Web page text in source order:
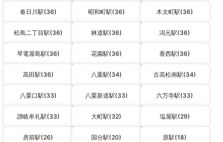
春日川駅(36) 昭和町駅(36) 木太町駅(36)
松島二丁目駅(36) 林道駅(36) 潟元駅(36)
琴電屋島駅(36) 花園駅(36) 香西駅(36)
高田駅(36) 八栗駅(34) 古高松南駅(34)
八栗口駅(33) 八栗新道駅(33) 六万寺駅(33)
讃岐牟礼駅(33) 大町駅(32) 塩屋駅(29)
房前駅(26) 国分駅(20) 原駅(18)